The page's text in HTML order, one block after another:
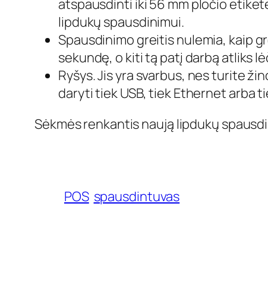
atspausdinti iki 56 mm pločio
lipdukų spausdinimui.
Spausdinimo greitis nulemia, kaip
sekundę, o kiti tą patį darbą atliks
Ryšys. Jis yra svarbus, nes turite
daryti tiek USB, tiek Ethernet arba
Sėkmės renkantis naują lipdukų
POS spausdintuvas